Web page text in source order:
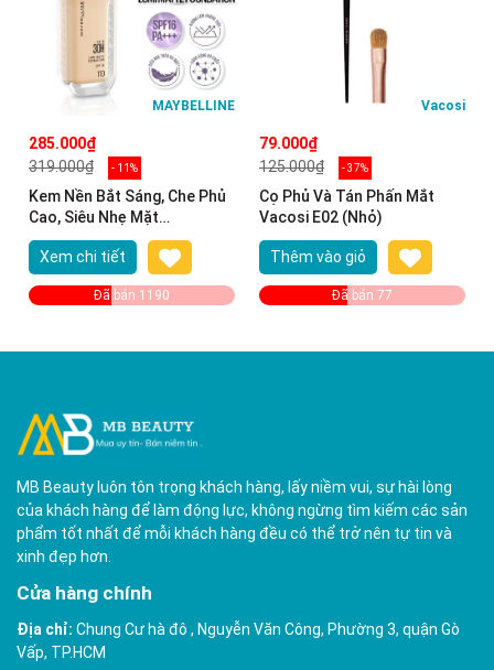
MAYBELLINE
285.000₫
319.000₫
- 11%
Kem Nền Bắt Sáng, Che Phủ
Cao, Siêu Nhẹ Mặt
Maybelline Super Stay Up To
30H Lumi-Matte Foundation
35ml
Xem chi tiết
Đã bán 1190
Vacosi
79.000₫
125.000₫
- 37%
Cọ Phủ Và Tán Phấn Mắt
Vacosi E02 (Nhỏ)
Thêm vào giỏ
Đã bán 77
MB Beauty luôn tôn trọng khách hàng, lấy niềm vui, sự hài lòng
của khách hàng để làm động lực, không ngừng tìm kiếm các sản
phẩm tốt nhất để mỗi khách hàng đều có thể trở nên tự tin và
xinh đẹp hơn.
Cửa hàng chính
Địa chỉ: Chung Cư hà đô , Nguyễn Văn Công, Phường 3, quận Gò
Vấp, TP.HCM